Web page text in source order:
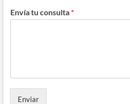
Envía tu consulta *
Enviar